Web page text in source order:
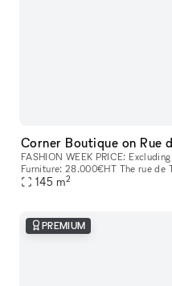
Corner Boutique on Rue
FASHION WEEK PRICE:
Furniture: 28.000€HT The rue de
wholesalers​​,​​ has become over
145 m2
PREMIUM